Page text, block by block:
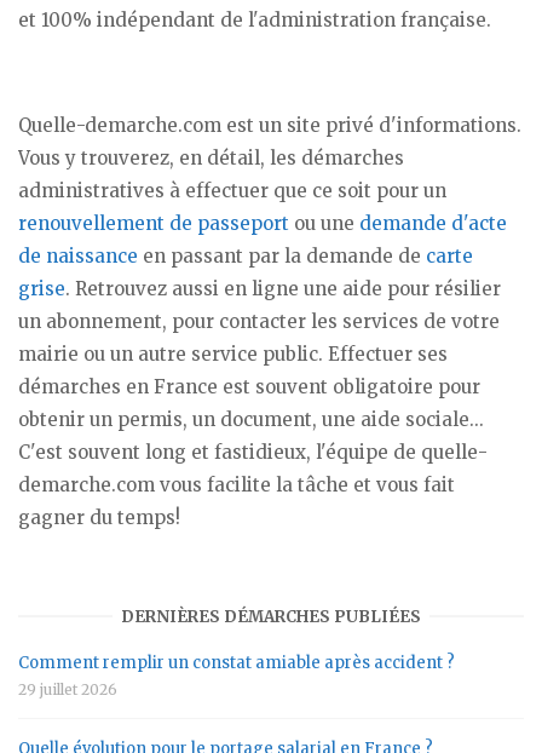
et 100% indépendant de l'administration française.
Quelle-demarche.com est un site privé d'informations.
Vous y trouverez, en détail, les démarches
administratives à effectuer que ce soit pour un
renouvellement de passeport ou une demande d'acte
de naissance en passant par la demande de carte
grise. Retrouvez aussi en ligne une aide pour résilier
un abonnement, pour contacter les services de votre
mairie ou un autre service public. Effectuer ses
démarches en France est souvent obligatoire pour
obtenir un permis, un document, une aide sociale...
C'est souvent long et fastidieux, l'équipe de quelle-
demarche.com vous facilite la tâche et vous fait
gagner du temps!
DERNIÈRES DÉMARCHES PUBLIÉES
Comment remplir un constat amiable après accident ?
29 juillet 2026
Quelle évolution pour le portage salarial en France ?